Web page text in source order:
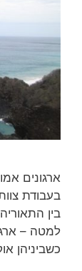
ארגונים
בעבודת
בין
למטה –
כשביניהן